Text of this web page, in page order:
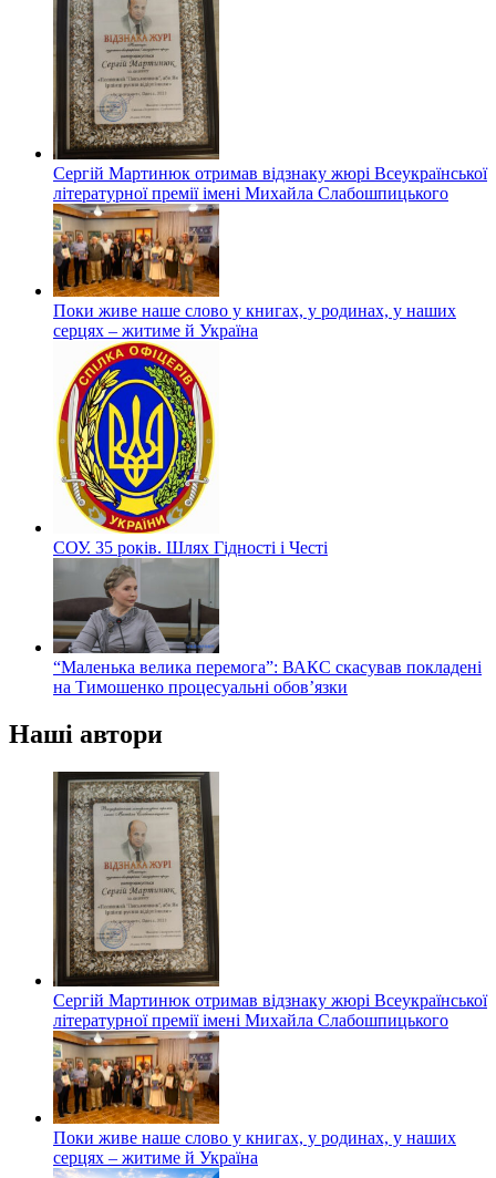
Сергій Мартинюк отримав відзнаку жюрі Всеукраїнської
літературної премії імені Михайла Слабошпицького
Поки живе наше слово у книгах, у родинах, у наших
серцях – житиме й Україна
СОУ. 35 років. Шлях Гідності і Честі
“Маленька велика перемога”: ВАКС скасував покладені
на Тимошенко процесуальні обов’язки
Наші автори
Сергій Мартинюк отримав відзнаку жюрі Всеукраїнської
літературної премії імені Михайла Слабошпицького
Поки живе наше слово у книгах, у родинах, у наших
серцях – житиме й Україна